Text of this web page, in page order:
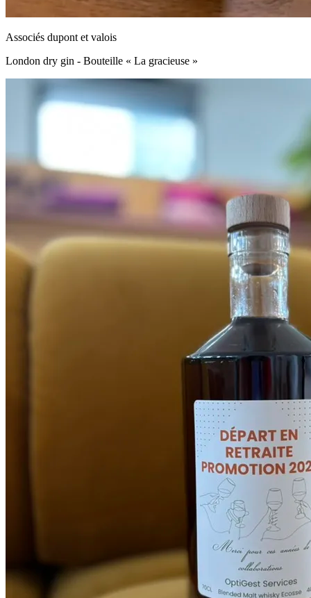
Associés dupont et valois
London dry gin - Bouteille « La gracieuse »